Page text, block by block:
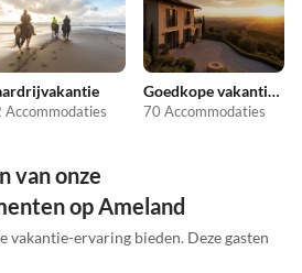
Accommodaties
Goedkope vakantieappartementen
70 Accommodaties
van onze
op Ameland
vakantie-ervaring bieden. Deze gasten